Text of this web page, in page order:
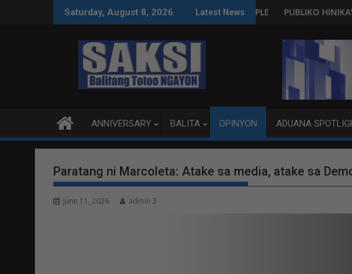
Saturday, August 8, 2026 Latest News
SA WPS O MAGBITIW
SA KONGRESO NA SUSPENDIHIN IMPLEMENTASYON NG RPVARA
PUBLIKO HINIKAYAT NI SPEAKER DY
ANNIVERSARY BALITA OPINYON ADUANA
Paratang ni Marcoleta: Atake sa media, atake sa
June 11, 2026 admin 3